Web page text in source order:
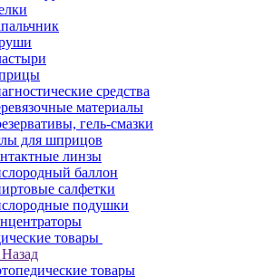
средства
материалы
гель-смазки
для шприцов
линзы
баллон
салфетки
подушки
товары
Назад
товары